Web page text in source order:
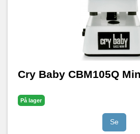
Cry Baby CBM105Q
På lager
Se